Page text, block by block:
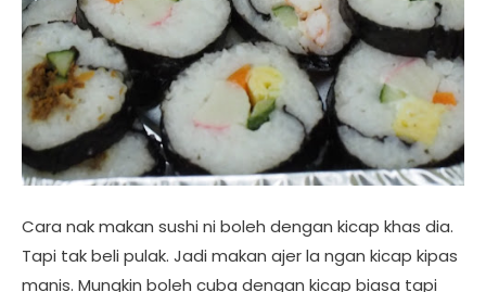
Cara nak makan sushi ni boleh dengan kicap khas dia.
Tapi tak beli pulak. Jadi makan ajer la ngan kicap kipas
manis. Mungkin boleh cuba dengan kicap biasa tapi